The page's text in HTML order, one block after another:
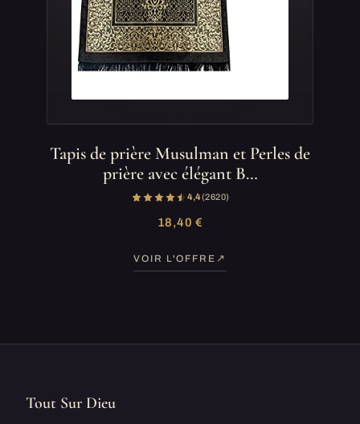
Tapis de prière Musulman et Perles de
prière avec élégant B…
4,4(2 620)
18,40 €
VOIR L'OFFRE
Tout Sur Dieu